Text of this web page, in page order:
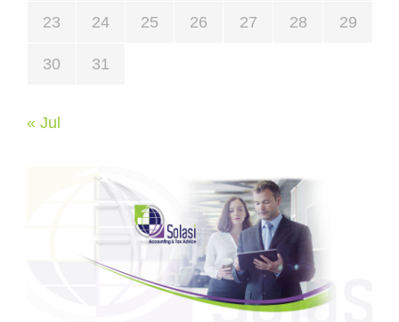
23 24 25 26 27 28 29
30 31
« Jul